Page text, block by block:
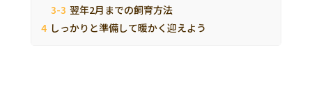
翌年2月までの飼育方法
しっかりと準備して暖かく迎えよう